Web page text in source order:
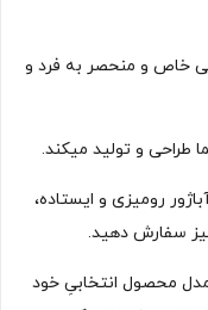
خاص و منحصر به فرد و
طراحی و تولید میکند.
رومیزی و ایستاده،
سفارش دهید.
مدل محصول انتخابیِ خود